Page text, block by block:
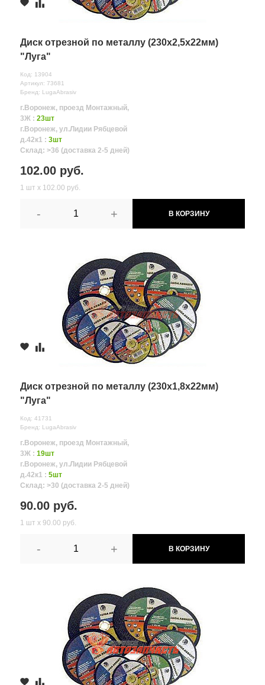
Диск отрезной по металлу (230х2,5х22мм)
"Луга"
Код: 13904
Артикул: 73681
Бренд: LugaAbrasiv
г.Воронеж, проезд Монтажный,
3Ж : 23шт
г.Воронеж, ул.Лидии Рябцевой
д.42к1 : 3шт
Склад: >36 (доставка 2-5 дней)
102.00 руб.
1 шт х 102.00 руб.
- + В КОРЗИНУ
Диск отрезной по металлу (230х1,8х22мм)
"Луга"
Код: 41731
Бренд: LugaAbrasiv
г.Воронеж, проезд Монтажный,
3Ж : 19шт
г.Воронеж, ул.Лидии Рябцевой
д.42к1 : 5шт
Склад: >30 (доставка 2-5 дней)
90.00 руб.
1 шт х 90.00 руб.
- + В КОРЗИНУ